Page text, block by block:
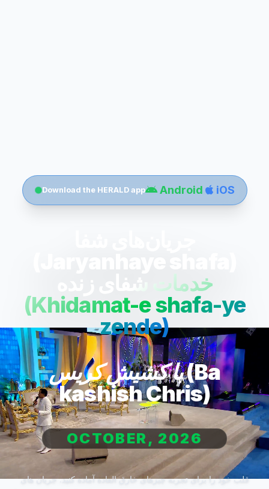
Download the HERALD app Android iOS
خدمات شفای زنده
(Khidamat-e shafa-ye
zende)
با کشیش کریس (Ba
kashish Chris)
OCTOBER, 2026
قلب خود را برای تجربه چیزهای خارق العاده آماده کنید. جریان های